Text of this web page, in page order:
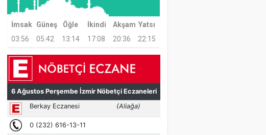
İmsak Güneş Öğle İkindi Akşam Yatsı
03:56
05:42 13:14 17:08 20:36 22:15